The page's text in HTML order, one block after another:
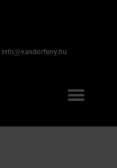
info@vandorfeny.hu